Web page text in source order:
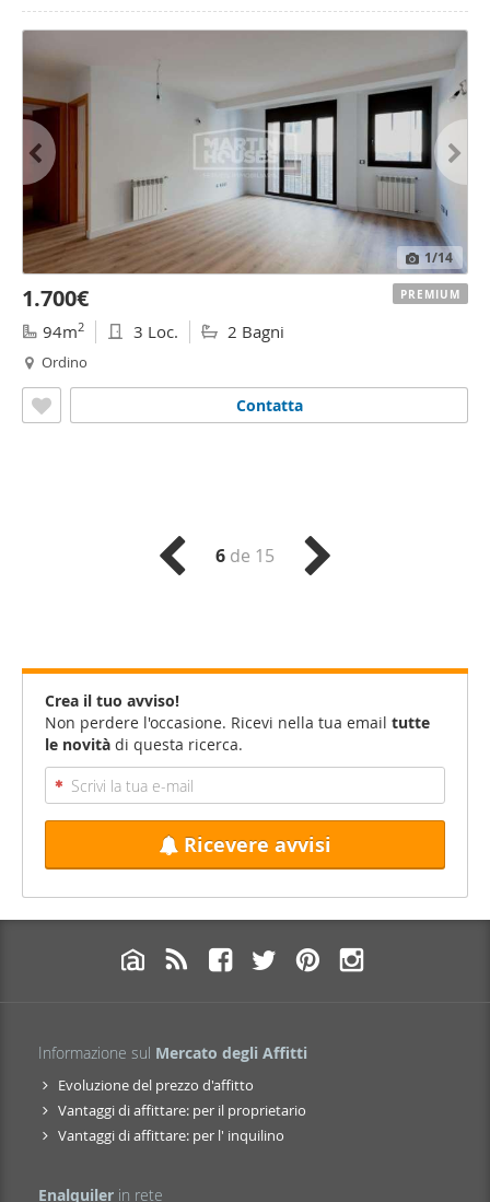
1/14
1.700€
94m2 3 Loc. 2 Bagni
Ordino
Contatta
PREMIUM
6 de 15
Crea il tuo avviso!
Non perdere l'occasione. Ricevi nella tua email tutte
le novità di questa ricerca.
Ricevere avvisi
Informazione sul Mercato degli Affitti
Evoluzione del prezzo d'affitto
Vantaggi di affittare: per il proprietario
Vantaggi di affittare: per l' inquilino
Enalquiler in rete